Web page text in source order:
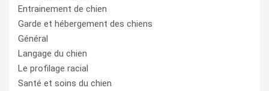
Entrainement de chien
Garde et hébergement des chiens
Général
Langage du chien
Le profilage racial
Santé et soins du chien